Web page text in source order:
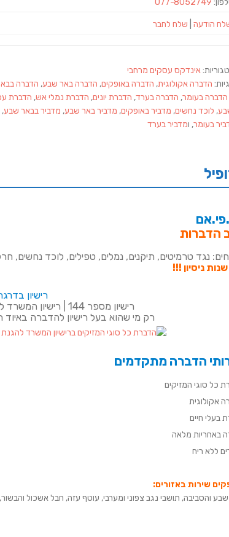
077-8052749
הודעה שלח לחבר
אינדקס עסקים מרחבי
הדברה אקולוגית, הדברה באופקים, הדברה באר שבע, הדברה
הדברה בעומר, הדברה בערד, הדברת יונים, הדברת נמלי אש, הדברת
, לוכד נחשים, מדביר באופקים, מדביר באר שבע, מדביר בבאר שבע,
בעומר, ומדביר בערד
הדברות
נגד טרמיטים, תיקנים, נמלים, טפילים, לוכד נחשים,
רישיון
רישיון מספר 144 | רישיון המשרד להגנת הסביבה מספר 3296
רק מי שהוא בעל רישיון להדברה
הדברה מתקדמים
כל סוגי המזיקים
אקולוגית
בעלי חיים
באחריות מלאה
ללא ריח
שירות באזורים:
והסביבה, תושבי נגב צפוני ומערבי, עוטף עזה, חבל אשכול